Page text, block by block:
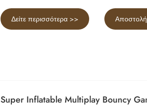
Δείτε περισσότερα >>
Super Inflatable Multiplay Bouncy